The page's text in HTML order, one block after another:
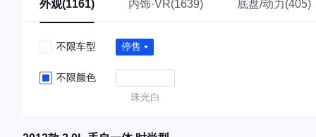
外观(1161) 内饰·VR(1639) 底盘/动力(405)
不限车型 停售
不限颜色
珠光白